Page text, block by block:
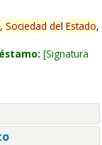
Sociedad del Estado,
Signatura